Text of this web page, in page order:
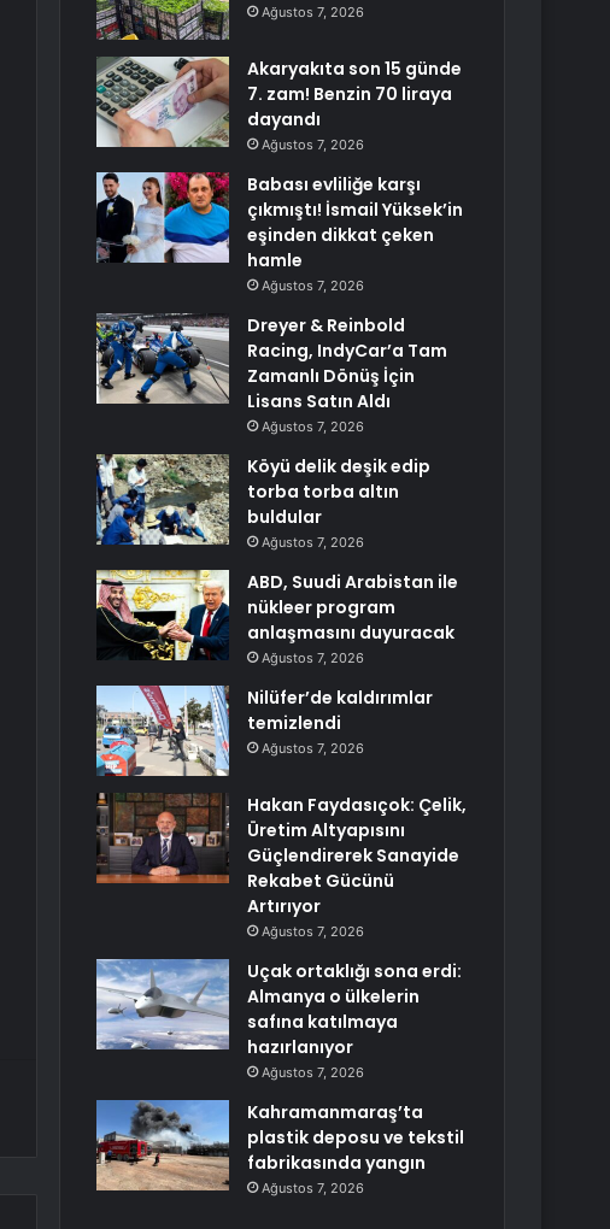
Ağustos 7, 2026
Akaryakıta son 15 günde
7. zam! Benzin 70 liraya
dayandı
Ağustos 7, 2026
Babası evliliğe karşı
çıkmıştı! İsmail Yüksek’in
eşinden dikkat çeken
hamle
Ağustos 7, 2026
Dreyer & Reinbold
Racing, IndyCar’a Tam
Zamanlı Dönüş İçin
Lisans Satın Aldı
Ağustos 7, 2026
Köyü delik deşik edip
torba torba altın
buldular
Ağustos 7, 2026
ABD, Suudi Arabistan ile
nükleer program
anlaşmasını duyuracak
Ağustos 7, 2026
Nilüfer’de kaldırımlar
temizlendi
Ağustos 7, 2026
Hakan Faydasıçok: Çelik,
Üretim Altyapısını
Güçlendirerek Sanayide
Rekabet Gücünü
Artırıyor
Ağustos 7, 2026
Uçak ortaklığı sona erdi:
Almanya o ülkelerin
safına katılmaya
hazırlanıyor
Ağustos 7, 2026
Kahramanmaraş’ta
plastik deposu ve tekstil
fabrikasında yangın
Ağustos 7, 2026